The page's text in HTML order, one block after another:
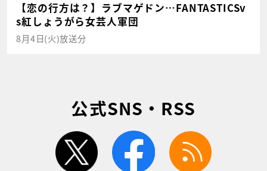
【恋の行方は？】ラブマゲドン…FANTASTICSv
s紅しょうがら女芸人軍団
8月4日(火)放送分
公式SNS・RSS
twitter facebook